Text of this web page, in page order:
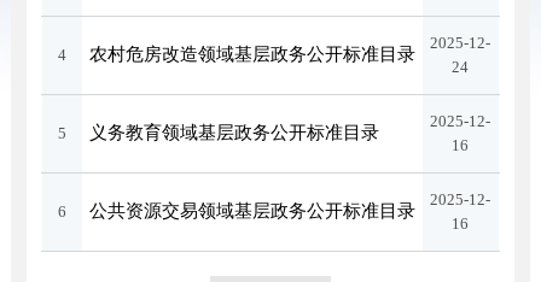
4 农村危房改造领域基层政务公开标准目录
2025-12-
24
5 义务教育领域基层政务公开标准目录
2025-12-
16
6 公共资源交易领域基层政务公开标准目录
2025-12-
16